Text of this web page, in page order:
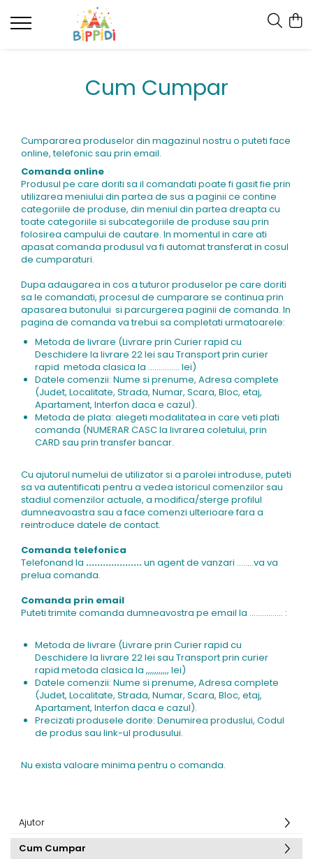
Cum Cumpar
Cumpararea produselor din magazinul nostru o puteti face
online, telefonic sau prin email.
Comanda online
Produsul pe care doriti sa il comandati poate fi gasit fie prin
utilizarea meniului din partea de sus a paginii ce contine
categoriile de produse, din meniul din partea dreapta cu
toate categoriile si subcategoriile de produse sau prin
folosirea campului de cautare. In momentul in care ati
apasat comanda produsul va fi automat transferat in cosul
de cumparaturi.
Dupa adaugarea in cos a tuturor produselor pe care doriti
sa le comandati, procesul de cumparare se continua prin
apasarea butonului si parcurgerea paginii de comanda. In
pagina de comanda va trebui sa completati urmatoarele:
Metoda de livrare (Livrare prin Curier rapid cu
Deschidere la livrare 22 lei sau Transport prin curier
rapid metoda clasica la ............... lei)
Datele comenzii: Nume si prenume, Adresa complete
(Judet, Localitate, Strada, Numar, Scara, Bloc, etaj,
Apartament, Interfon daca e cazul).
Metoda de plata: alegeti modalitatea in care veti plati
comanda (NUMERAR CASC la livrarea coletului, prin
CARD sau prin transfer bancar.
Cu ajutorul numelui de utilizator si a parolei introduse, puteti
sa va autentificati pentru a vedea istoricul comenzilor sau
stadiul comenzilor actuale, a modifica/sterge profilul
dumneavoastra sau a face comenzi ulterioare fara a
reintroduce datele de contact.
Comanda telefonica
Telefonand la ....................un agent de vanzari ........va va
prelua comanda.
Comanda prin email
Puteti trimite comanda dumneavostra pe email la ................ :
Metoda de livrare (Livrare prin Curier rapid cu
Deschidere la livrare 22 lei sau Transport prin curier
rapid metoda clasica la ,,,,,,,,,,, lei)
Datele comenzii: Nume si prenume, Adresa complete
(Judet, Localitate, Strada, Numar, Scara, Bloc, etaj,
Apartament, Interfon daca e cazul).
Precizati produsele dorite: Denumirea produslui, Codul
de produs sau link-ul produsului.
Nu exista valoare minima pentru o comanda.
Ajutor
Cum Cumpar